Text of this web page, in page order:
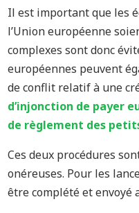
Il est important que les
l’Union européenne
complexes sont donc
européennes peuvent
de conflit relatif à une
d’injonction de payer
de règlement des
Ces deux procédures
onéreuses. Pour les
être complété et envoyé